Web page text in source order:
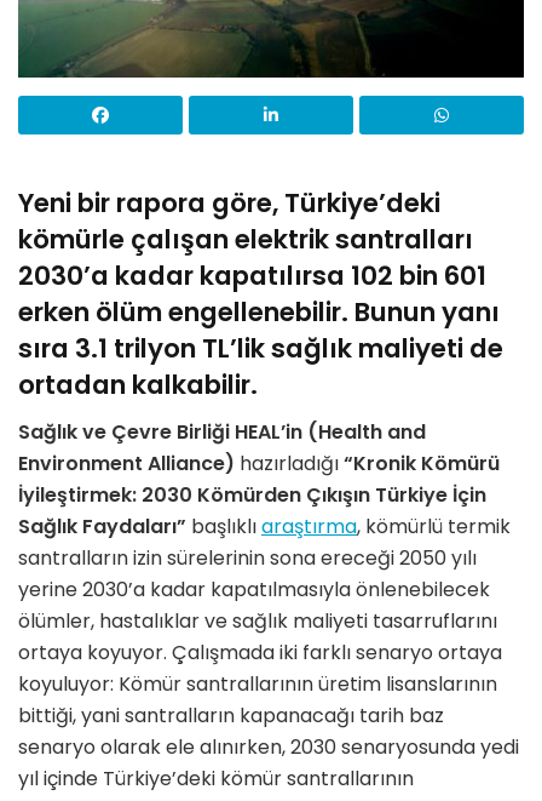
Yeni bir rapora göre, Türkiye’deki
kömürle çalışan elektrik santralları
2030’a kadar kapatılırsa 102 bin 601
erken ölüm engellenebilir. Bunun yanı
sıra 3.1 trilyon TL’lik sağlık maliyeti de
ortadan kalkabilir.
Sağlık ve Çevre Birliği HEAL’in (Health and
Environment Alliance) hazırladığı“Kronik Kömürü
İyileştirmek: 2030 Kömürden Çıkışın Türkiye İçin
Sağlık Faydaları” başlıklıaraştırma, kömürlü termik
santralların izin sürelerinin sona ereceği 2050 yılı
yerine 2030’a kadar kapatılmasıyla önlenebilecek
ölümler, hastalıklar ve sağlık maliyeti tasarruflarını
ortaya koyuyor. Çalışmada iki farklı senaryo ortaya
koyuluyor: Kömür santrallarının üretim lisanslarının
bittiği, yani santralların kapanacağı tarih baz
senaryo olarak ele alınırken, 2030 senaryosunda yedi
yıl içinde Türkiye’deki kömür santrallarının